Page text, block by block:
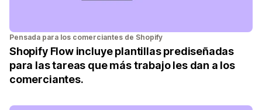
Pensada para los comerciantes de Shopify
Shopify Flow incluye plantillas prediseñadas
para las tareas que más trabajo les dan a los
comerciantes.